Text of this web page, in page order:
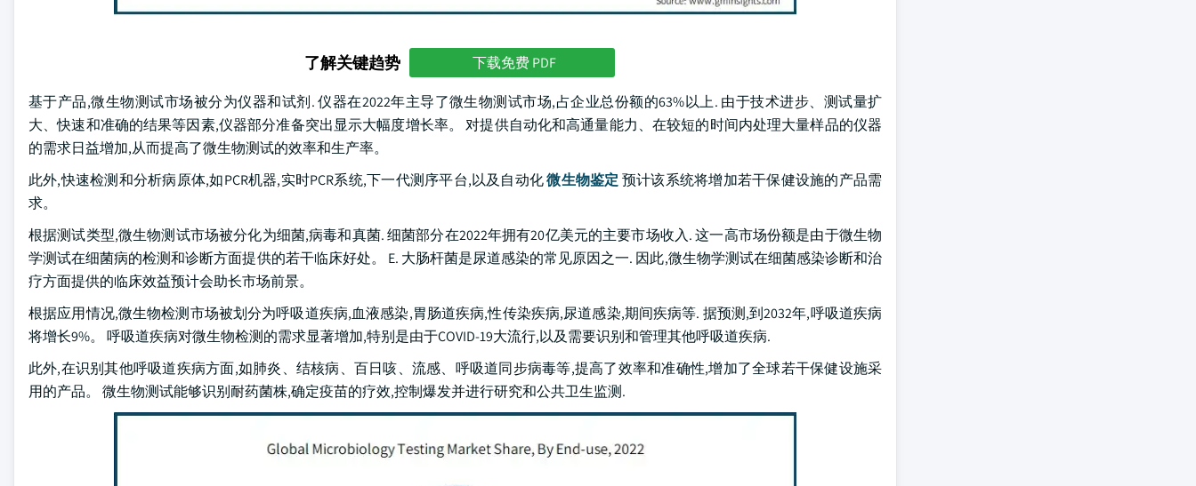
了解关键趋势 下载免费 PDF
基于产品,微生物测试市场被分为仪器和试剂. 仪器在2022年主导了微生物测试市场,占企业总份额的63%以上. 由于技术进步、测试量扩
大、快速和准确的结果等因素,仪器部分准备突出显示大幅度增长率。 对提供自动化和高通量能力、在较短的时间内处理大量样品的仪器
的需求日益增加,从而提高了微生物测试的效率和生产率。
此外,快速检测和分析病原体,如PCR机器,实时PCR系统,下一代测序平台,以及自动化微生物鉴定预计该系统将增加若干保健设施的产品需
求。
根据测试类型,微生物测试市场被分化为细菌,病毒和真菌. 细菌部分在2022年拥有20亿美元的主要市场收入. 这一高市场份额是由于微生物
学测试在细菌病的检测和诊断方面提供的若干临床好处。 E. 大肠杆菌是尿道感染的常见原因之一. 因此,微生物学测试在细菌感染诊断和治
疗方面提供的临床效益预计会助长市场前景。
根据应用情况,微生物检测市场被划分为呼吸道疾病,血液感染,胃肠道疾病,性传染疾病,尿道感染,期间疾病等. 据预测,到2032年,呼吸道疾病
将增长9%。 呼吸道疾病对微生物检测的需求显著增加,特别是由于COVID-19大流行,以及需要识别和管理其他呼吸道疾病.
此外,在识别其他呼吸道疾病方面,如肺炎、结核病、百日咳、流感、呼吸道同步病毒等,提高了效率和准确性,增加了全球若干保健设施采
用的产品。 微生物测试能够识别耐药菌株,确定疫苗的疗效,控制爆发并进行研究和公共卫生监测.